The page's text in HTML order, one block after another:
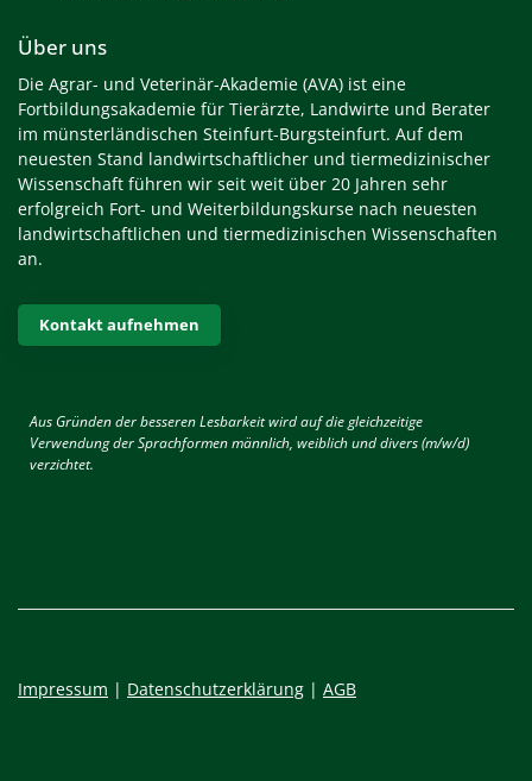
Über uns
Die Agrar- und Veterinär-Akademie (AVA) ist eine
Fortbildungsakademie für Tierärzte, Landwirte und Berater
im münsterländischen Steinfurt-Burgsteinfurt. Auf dem
neuesten Stand landwirtschaftlicher und tiermedizinischer
Wissenschaft führen wir seit weit über 20 Jahren sehr
erfolgreich Fort- und Weiterbildungskurse nach neuesten
landwirtschaftlichen und tiermedizinischen Wissenschaften
an.
Kontakt aufnehmen
Aus Gründen der besseren Lesbarkeit wird auf die gleichzeitige
Verwendung der Sprachformen männlich, weiblich und divers (m/w/d)
verzichtet.
Impressum | Datenschutzerklärung | AGB